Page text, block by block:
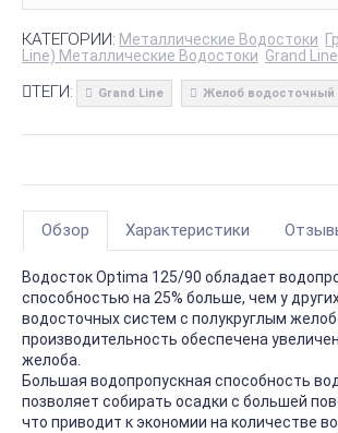
КАТЕГОРИИ: Металлические Водостоки
Line) Металлические Водостоки Grand
ТЕГИ: Grand Line Желоб водосточный
Обзор Характеристики
Водосток Optima 125/90 обладает
способностью на 25% больше, чем у
водосточных систем с полукруглым
производительность обеспечена
желоба.
Большая водопропускная способность
позволяет собирать осадки с большей
что приводит к экономии на количестве